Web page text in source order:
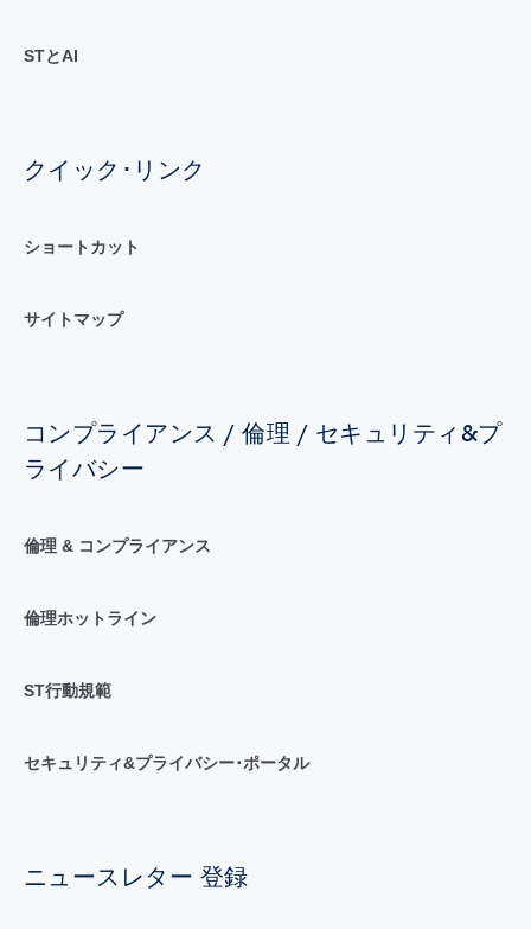
STとAI
クイック･リンク
ショートカット
サイトマップ
コンプライアンス / 倫理 / セキュリティ&プ
ライバシー
倫理 & コンプライアンス
倫理ホットライン
ST行動規範
セキュリティ&プライバシー･ポータル
ニュースレター 登録